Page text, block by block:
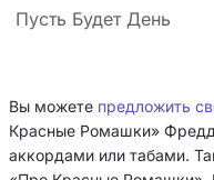
Пусть Будет День
Вы можете предложить
Красные Ромашки»
аккордами или табами.